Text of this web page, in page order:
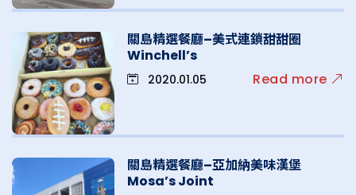
關島精選餐廳–美式連鎖甜甜圈
Winchell’s
2020.01.05 Read more
關島精選餐廳–亞加納美味漢堡
Mosa’s Joint